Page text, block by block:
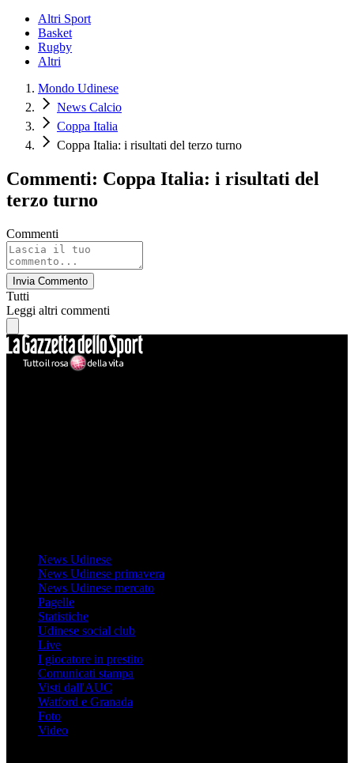
Altri Sport
Basket
Rugby
Altri
Mondo Udinese
News Calcio
Coppa Italia
Coppa Italia: i risultati del terzo turno
Commenti: Coppa Italia: i risultati del
terzo turno
Commenti
Invia Commento
Tutti
Leggi altri commenti
News Udinese
News Udinese primavera
News Udinese mercato
Pagelle
Statistiche
Udinese social club
Live
I giocatore in prestito
Comunicati stampa
Visti dall'AUC
Watford e Granada
Foto
Video